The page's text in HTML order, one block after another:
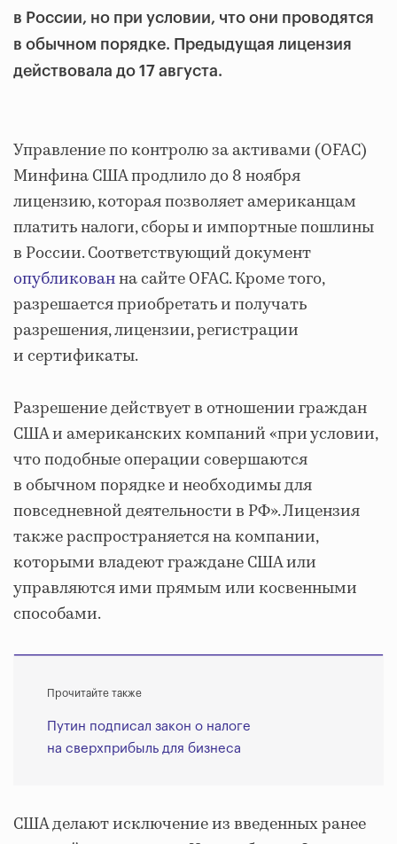
в России, но при условии, что они проводятся
в обычном порядке. Предыдущая лицензия
действовала до 17 августа.
Управление по контролю за активами (OFAC)
Минфина США продлило до 8 ноября
лицензию, которая позволяет американцам
платить налоги, сборы и импортные пошлины
в России. Соответствующий документ
опубликованна сайте OFAC. Кроме того,
разрешается приобретать и получать
разрешения, лицензии, регистрации
и сертификаты.
Разрешение действует в отношении граждан
США и американских компаний «при условии,
что подобные операции совершаются
в обычном порядке и необходимы для
повседневной деятельности в РФ». Лицензия
также распространяется на компании,
которыми владеют граждане США или
управляются ими прямым или косвенными
способами.
Прочитайте также
Путин подписал закон о налоге
на сверхприбыль для бизнеса
США делают исключение из введенных ранее